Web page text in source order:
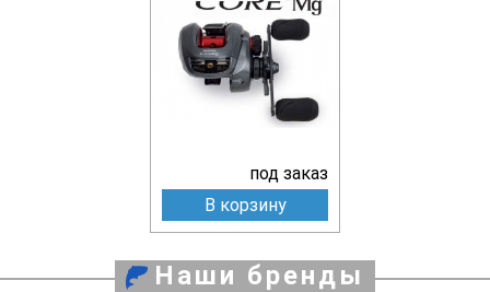
под заказ
В корзину
Наши бренды